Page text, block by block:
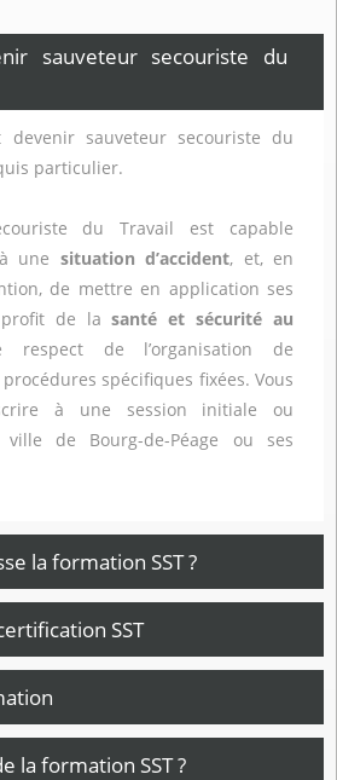
sauveteur secouriste du
sauveteur secouriste du
particulier.
du Travail est capable
une situation d’accident, et, en
de mettre en application ses
profit de lasanté et sécurité au
de l’organisation de
spécifiques fixées. Vous
à une session initiale ou
de Bourg-de-Péage ou ses
la formation SST ?
SST
la formation SST ?